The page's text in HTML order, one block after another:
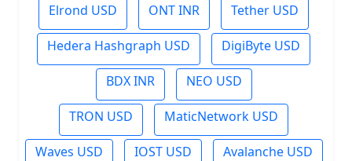
Tether USD
ONT INR
Elrond USD
DigiByte USD
Hedera Hashgraph USD
NEO USD
BDX INR
MaticNetwork USD
TRON USD
Avalanche USD
IOST USD
Waves USD